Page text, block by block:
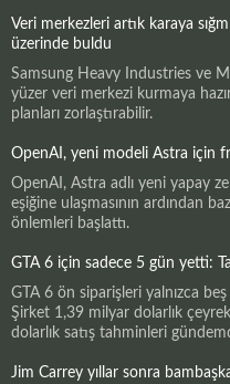
Veri merkezleri artık karaya
üzerinde buldu
Samsung Heavy Industries ve
yüzer veri merkezi kurmaya
planları zorlaştırabilir.
OpenAI, yeni modeli Astra için
OpenAI, Astra adlı yeni yapay
eşiğine ulaşmasının ardından
önlemleri başlattı.
GTA 6 için sadece 5 gün yetti:
GTA 6 ön siparişleri yalnızca
Şirket 1,39 milyar dolarlık
dolarlık satış tahminleri
Jim Carrey yıllar sonra